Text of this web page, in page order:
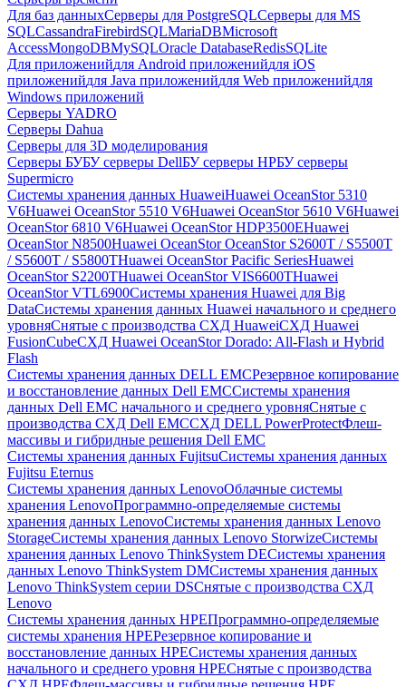
Для баз данныхСерверы для PostgreSQLСерверы для MS
SQLCassandraFirebirdSQLMariaDBMicrosoft
AccessMongoDBMySQLOracle DatabaseRedisSQLite
Для приложенийдля Android приложенийдля iOS
приложенийдля Java приложенийдля Web приложенийдля
Windows приложений
Серверы YADRO
Серверы Dahua
Серверы для 3D моделирования
Серверы БУБУ серверы DellБУ серверы HPБУ серверы
Supermicro
Системы хранения данных HuaweiHuawei OceanStor 5310
V6Huawei OceanStor 5510 V6Huawei OceanStor 5610 V6Huawei
OceanStor 6810 V6Huawei OceanStor HDP3500EHuawei
OceanStor N8500Huawei OceanStor OceanStor S2600T / S5500T
/ S5600T / S5800THuawei OceanStor Pacific SeriesHuawei
OceanStor S2200THuawei OceanStor VIS6600THuawei
OceanStor VTL6900Системы хранения Huawei для Big
DataСистемы хранения данных Huawei начального и среднего
уровняСнятые с производства СХД HuaweiСХД Huawei
FusionCubeСХД Huawei OceanStor Dorado: All-Flash и Hybrid
Flash
Системы хранения данных DELL EMCРезервное копирование
и восстановление данных Dell EMCСистемы хранения
данных Dell EMC начального и среднего уровняСнятые с
производства СХД Dell EMCСХД DELL PowerProtectФлеш-
массивы и гибридные решения Dell EMC
Системы хранения данных FujitsuСистемы хранения данных
Fujitsu Eternus
Системы хранения данных LenovoОблачные системы
хранения LenovoПрограммно-определяемые системы
хранения данных LenovoСистемы хранения данных Lenovo
StorageСистемы хранения данных Lenovo StorwizeСистемы
хранения данных Lenovo ThinkSystem DEСистемы хранения
данных Lenovo ThinkSystem DMСистемы хранения данных
Lenovo ThinkSystem серии DSСнятые с производства СХД
Lenovo
Системы хранения данных HPEПрограммно-определяемые
системы хранения HPEРезервное копирование и
восстановление данных HPEСистемы хранения данных
начального и среднего уровня HPEСнятые с производства